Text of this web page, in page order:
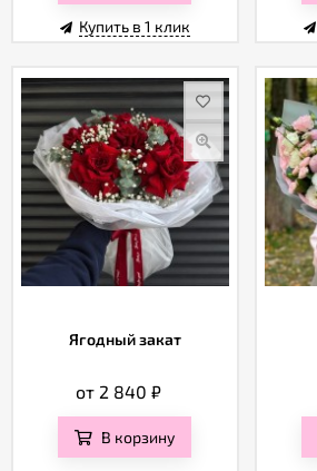
Купить в 1 клик
Ягодный закат
от 2 840 ₽
В корзину